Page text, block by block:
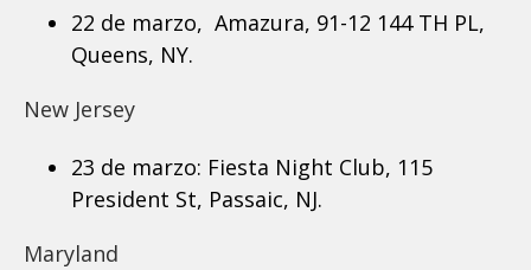
22 de marzo, Amazura, 91-12 144 TH PL,
Queens, NY.
New Jersey
23 de marzo: Fiesta Night Club, 115
President St, Passaic, NJ.
Maryland